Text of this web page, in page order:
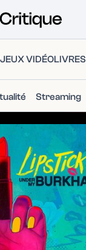
JEUX VIDÉOLIVRES
Streaming